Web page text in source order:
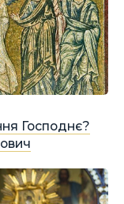
Господнє?